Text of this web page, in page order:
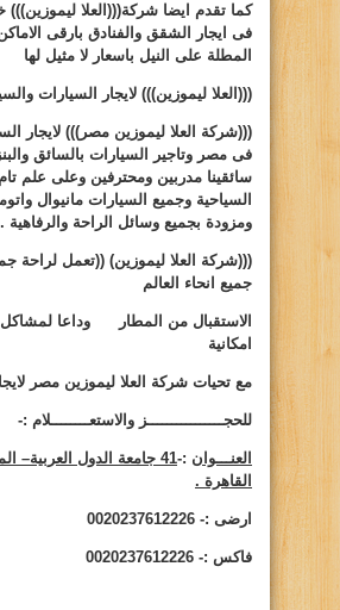
كما تقدم ايضا شركة(((العلا ليموزين)))
فى ايجار الشقق والفنادق بارقى
المطلة على النيل باسعار لا مثيل لها
(((العلا ليموزين))) لايجار السيارات
(((شركة العلا ليموزين مصر))) لايجار
فى مصر وتاجير السيارات بالسائق
سائقينا مدربين ومحترفين وعلى علم
السياحية وجميع السيارات مانيوال
ومزودة بجميع وسائل الراحة والرفاهية .
(((شركة العلا ليموزين) ((تعمل لراحة
جميع انحاء العالم
الاستقبال من المطار وداعا
امكانية
مع تحيات شركة العلا ليموزين مصر
للحجــــــــــــــــز والاستعــــــــلام :-
العنـــوان :-
41 جامعة الدول العربية–
القاهرة .
ارضى :- 0020237612226
فاكس :- 0020237612226